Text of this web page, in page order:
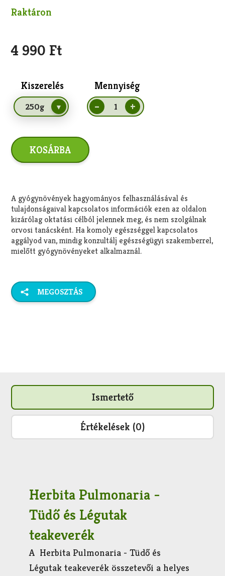
Raktáron
4 990 Ft
Kiszerelés Mennyiség
A gyógynövények hagyományos felhasználásával és
tulajdonságaival kapcsolatos információk ezen az oldalon
kizárólag oktatási célból jelennek meg, és nem szolgálnak
orvosi tanácsként. Ha komoly egészséggel kapcsolatos
aggályod van, mindig konzultálj egészségügyi szakemberrel,
mielőtt gyógynövényeket alkalmaznál.
MEGOSZTÁS
Ismertető
Értékelések (0)
Herbita Pulmonaria -
Tüdő és Légutak
teakeverék
A Herbita Pulmonaria - Tüdő és
Légutak teakeverék összetevői a helyes